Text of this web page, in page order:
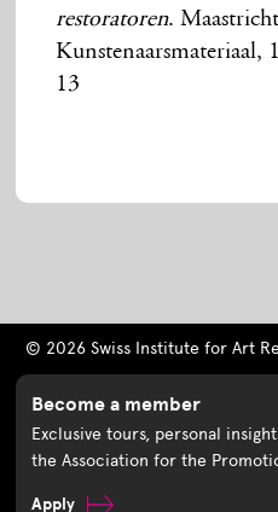
restoratoren.
Kunstenaarsmateriaal,
13
© 2026 Swiss Institute for Art
Become a member
Exclusive tours, personal
the Association for the
Apply